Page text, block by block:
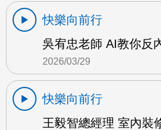
快樂向前行
吳宥忠老師 AI教你反
2026/03/29
快樂向前行
王毅智總經理 室內裝